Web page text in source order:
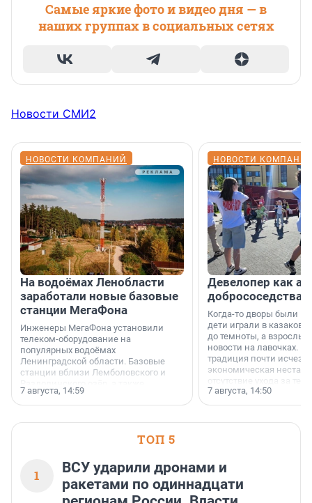
Самые яркие фото и видео дня — в
наших группах в социальных сетях
Новости СМИ2
НОВОСТИ КОМПАНИЙ
На водоёмах Ленобласти
заработали новые базовые
станции МегаФона
Инженеры МегаФона установили
телеком-оборудование на
популярных водоёмах
Ленинградской области. Базовые
станции вблизи Лемболовского и
недалеко от Большого Тосненского
водопада.
7 августа, 14:59
НОВОСТИ
Девелопер как
добрососедства
Когда-то дворы были
дети играли в казаков-
до темноты, а
новости на лавочках. В
традиция почти
экономическая
отсутствие ухода за
сделали своё дело.
7 августа, 14:50
ТОП 5
1
ВСУ ударили дронами и
ракетами по одиннадцати